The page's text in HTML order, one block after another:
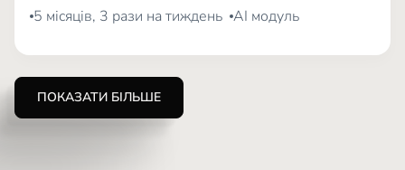
5 місяців, 3 рази на тиждень AI модуль
ПОКАЗАТИ БІЛЬШЕ